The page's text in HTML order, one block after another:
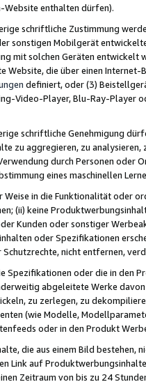
Website enthalten dürfen).
schriftliche Zustimmung
sonstigen Mobilgerät
mit solchen Geräten
die über einen
definiert, oder (3)
Video-Player, Blu-Ray-Player
schriftliche Genehmigung
zu aggregieren, zu
durch Personen
eines maschinellen
in die Funktionalität oder
(ii) keine
Kunden oder sonstiger
oder Spezifikationen
nicht entfernen,
Spezifikationen oder die in
abgeleitete Werke
zu zerlegen, zu
(wie Modelle,
oder in den Produkt
die aus einem Bild bestehen,
Link auf
Zeitraum von bis zu 24